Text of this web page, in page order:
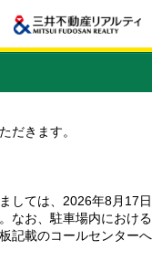
だきます。
しては、2026年8月17日
なお、駐車場内における
記載のコールセンターへ